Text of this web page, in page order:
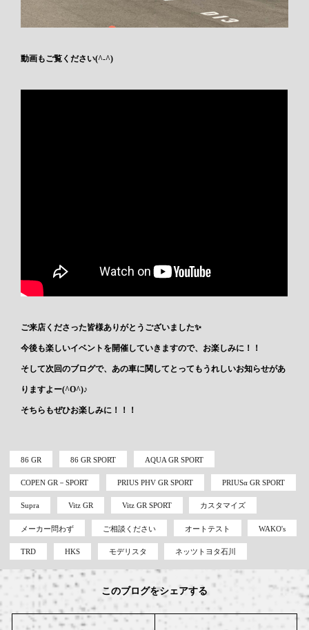
動画もご覧ください(^-^)
ご来店くださった皆様ありがとうございました✨
今後も楽しいイベントを開催していきますので、お楽しみに！！
そして次回のブログで、あの車に関してとってもうれしいお知らせがあ
りますよー(^O^)♪
そちらもぜひお楽しみに！！！
86 GR 86 GR SPORT AQUA GR SPORT
COPEN GR－SPORT PRIUS PHV GR SPORT PRIUSα GR SPORT
Supra Vitz GR Vitz GR SPORT カスタマイズ
メーカー問わず ご相談ください オートテスト WAKO's
TRD HKS モデリスタ ネッツトヨタ石川
このブログをシェアする